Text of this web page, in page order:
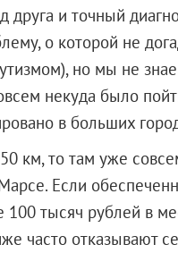
друга и точный
о которой не
но мы не
некуда было
в больших
км, то там уже
Если
100 тысяч рублей в
часто отказывают